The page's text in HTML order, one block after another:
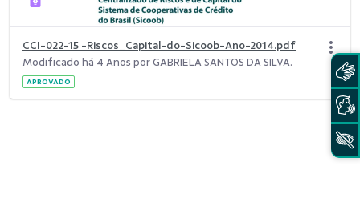
CCI-022-15 -Riscos_Capital-do-Sicoob-Ano-2014.pdf
Modificado há 4 Anos por GABRIELA SANTOS DA SILVA.
APROVADO